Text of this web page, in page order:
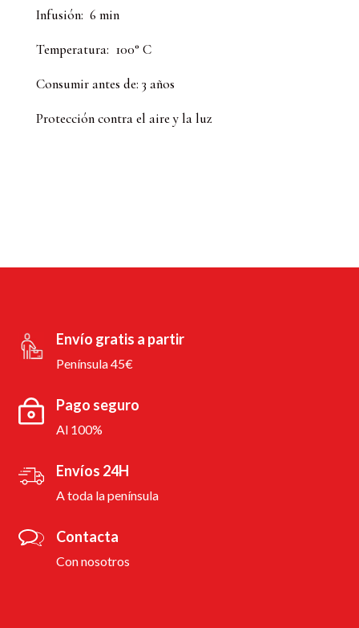
Infusión: 6 min
Temperatura: 100° C
Consumir antes de: 3 años
Protección contra el aire y la luz
Envío gratis a partir
Península 45€
Pago seguro
Al 100%
Envíos 24H
A toda la península
Contacta
Con nosotros